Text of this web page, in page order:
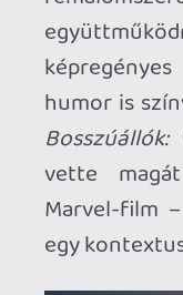
nélkül lepipálja.
közben
át,
meglepő
karakterek profi
egy ízben
figurákra, mint